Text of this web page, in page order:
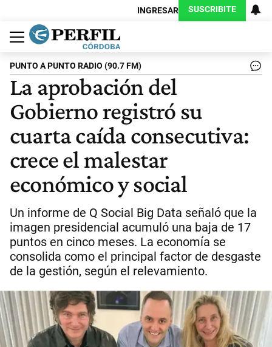
INGRESAR SUSCRIBITE
Política
Economía
Judiciales
Sociedad
Cultura
Espectáculos
Deportes
Protagonistas
PUNTO A PUNTO RADIO (90.7 FM)
La aprobación del
Gobierno registró su
cuarta caída consecutiva:
crece el malestar
económico y social
Un informe de Q Social Big Data señaló que la
imagen presidencial acumuló una baja de 17
puntos en cinco meses. La economía se
consolida como el principal factor de desgaste
de la gestión, según el relevamiento.